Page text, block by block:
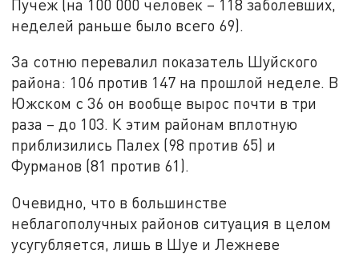
Пучеж (на 100 000 человек – 118 заболевших,
неделей раньше было всего 69).
За сотню перевалил показатель Шуйского
района: 106 против 147 на прошлой неделе. В
Южском с 36 он вообще вырос почти в три
раза – до 103. К этим районам вплотную
приблизились Палех (98 против 65) и
Фурманов (81 против 61).
Очевидно, что в большинстве
неблагополучных районов ситуация в целом
усугубляется, лишь в Шуе и Лежневе